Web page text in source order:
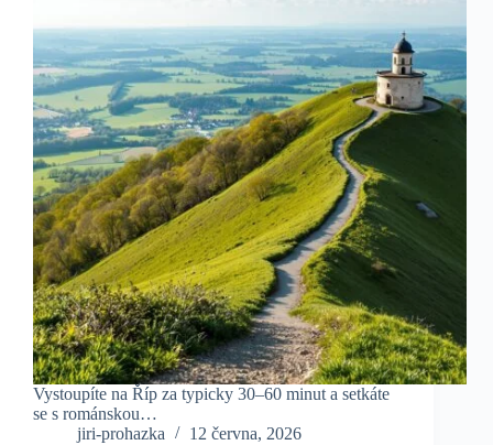
Vystoupíte na Říp za typicky 30–60 minut a setkáte
se s románskou…
jiri-prohazka
12 června, 2026